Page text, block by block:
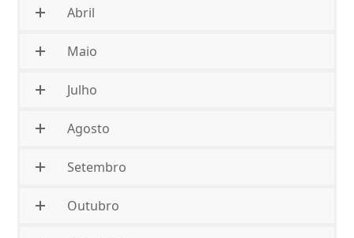
Abril
Maio
Julho
Agosto
Setembro
Outubro